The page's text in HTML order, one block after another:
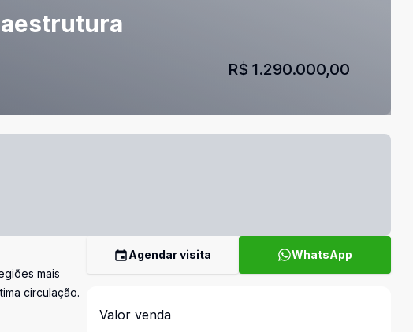
R$ 1.290.000,00
mais
circulação.
Agendar visita WhatsApp
Valor venda